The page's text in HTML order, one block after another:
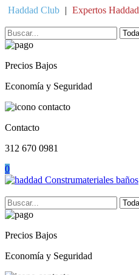
Skip
content
Haddad Club | Expertos Haddad
Precios Bajos
Economía y Seguridad
Contacto
312 670 0981
0
Precios Bajos
Economía y Seguridad